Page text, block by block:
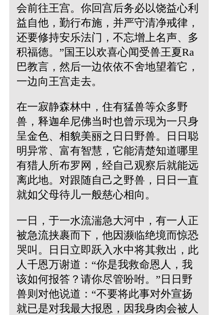
会前往王宫。你回宫后务必以饶益心利
益自他，勤行布施，并严守清净戒律，
还要修持安乐法门，不忘增上名声、多
积福德。”国王以欢喜心闻受兽王夏Ra
巴教言，然后一边依依不舍地望着它，
一边向王宫走去。
在一寂静森林中，住有猛兽等众多野
兽，释迦牟尼佛当时也曾示现为一只身
呈金色、相貌美丽之日日野兽。日日聪
明异常、富有智慧，它能清楚知道哪里
有猎人所布罗网，经自己观察后就能远
离此地。对跟随自己之野兽，日日一直
就如父母待儿一般慈心相向。
一日，于一水流湍急大河中，有一人正
被急流挟裹而下，他因濒临绝境而惊恐
哭叫。日日立即跃入水中将其救出，此
人千恩万谢道：“你是我救命恩人，我
该如何报答？请你尽管吩咐。”日日野
兽则对他说道：“不要将此事对外宣扬
就已是对我最大报恩，因我身肉会被人